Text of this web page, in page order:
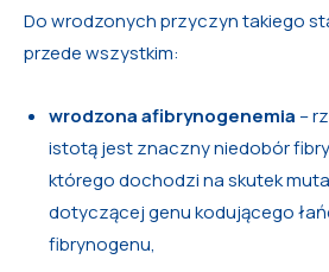
Do wrodzonych przyczyn takiego
przede wszystkim:
wrodzona afibrynogenemia –
istotą jest znaczny niedobór
którego dochodzi na skutek
dotyczącej genu kodującego
fibrynogenu,